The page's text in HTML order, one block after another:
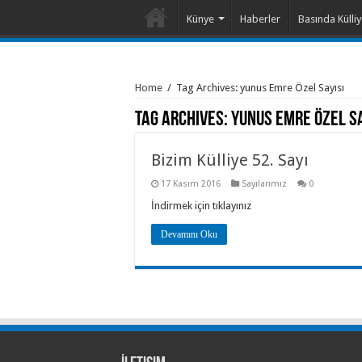
Künye Haberler Basında
Home / Tag Archives: yunus Emre Özel Sayısı
Tag Archives:yunus Emre Özel
Bizim Külliye 52. Sayı
17 Kasım 2016 Sayılarımız 0
İndirmek için tıklayınız
Devamını Oku